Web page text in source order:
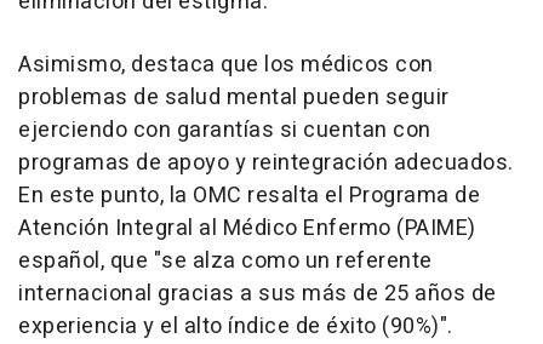
Asimismo, destaca que los médicos con
problemas de salud mental pueden seguir
ejerciendo con garantías si cuentan con
programas de apoyo y reintegración adecuados.
En este punto, la OMC resalta el Programa de
Atención Integral al Médico Enfermo (PAIME)
español, que "se alza como un referente
internacional gracias a sus más de 25 años de
experiencia y el alto índice de éxito (90%)".